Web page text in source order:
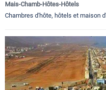
Mais-Chamb-Hôtes-Hôtels
Chambres d'hôte, hôtels et maison